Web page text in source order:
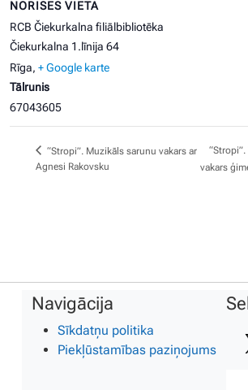
NORISES VIETA
RCB Čiekurkalna filiālbibliotēka
Čiekurkalna 1.līnija 64
Rīga, + Google karte
Tālrunis
67043605
“Stropi”. Muzikāls sarunu vakars ar
Agnesi Rakovsku
vakars
Navigācija
Sīkdatņu politika
Piekļūstamības paziņojums